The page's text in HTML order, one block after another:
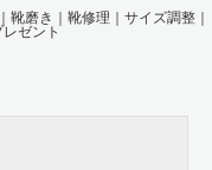
磨き｜靴修理｜サイズ調整｜
ゼント